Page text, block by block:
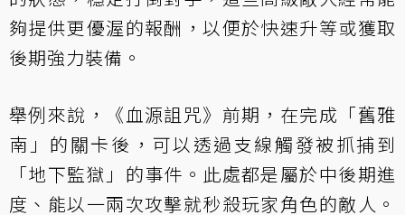
夠提供更優渥的報酬，以便於快速升等或獲取
後期強力裝備。
舉例來說，《血源詛咒》前期，在完成「舊雅
南」的關卡後，可以透過支線觸發被抓捕到
「地下監獄」的事件。此處都是屬於中後期進
度、能以一兩次攻擊就秒殺玩家角色的敵人。